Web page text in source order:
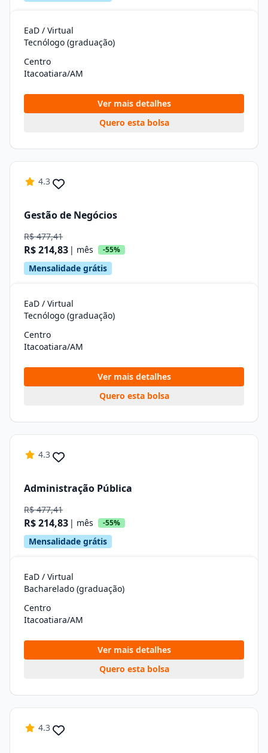
EaD / Virtual
Tecnólogo (graduação)
Centro
Itacoatiara/AM
Ver mais detalhes
Quero esta bolsa
4.3
Gestão de Negócios
R$ 477,41
R$ 214,83 | mês -55%
Mensalidade grátis
EaD / Virtual
Tecnólogo (graduação)
Centro
Itacoatiara/AM
Ver mais detalhes
Quero esta bolsa
4.3
Administração Pública
R$ 477,41
R$ 214,83 | mês -55%
Mensalidade grátis
EaD / Virtual
Bacharelado (graduação)
Centro
Itacoatiara/AM
Ver mais detalhes
Quero esta bolsa
4.3